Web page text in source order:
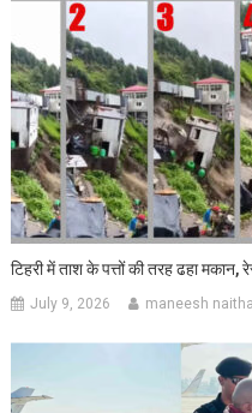
टिहरी में ताश के पत्तों की तरह ढहा मकान,
July 9, 2026 maneesh